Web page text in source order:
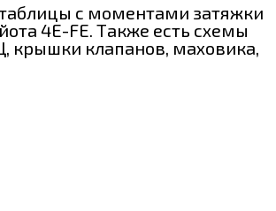
с моментами затяжки
4E-FE. Также есть схемы
крышки клапанов, маховика,